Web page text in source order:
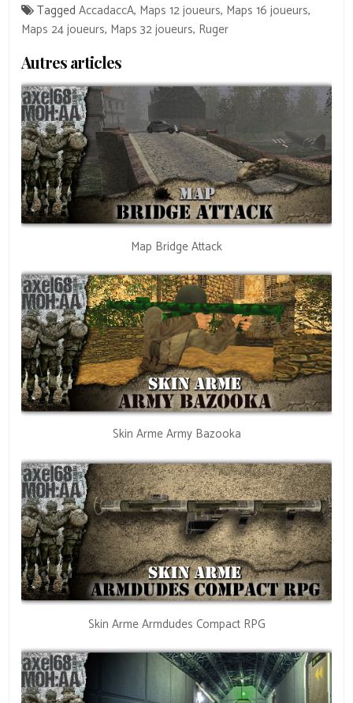
TaggedAccadaccA, Maps 12 joueurs, Maps 16 joueurs,
Maps 24 joueurs, Maps 32 joueurs, Ruger
Autres articles
Map Bridge Attack
Skin Arme Army Bazooka
Skin Arme Armdudes Compact RPG